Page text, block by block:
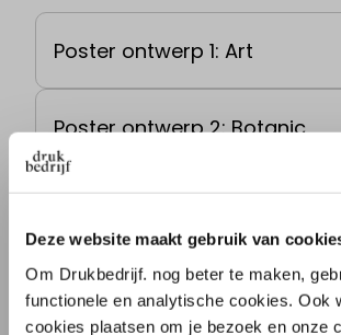
Deze website maakt gebruik van
Om Drukbedrijf. nog beter te maken,
functionele en analytische cookies. Ook
cookies plaatsen om je bezoek en onze
Poster ontwerp 1: Art
Poster ontwerp 2: Botanic
Poster ontwerp 4: Lion